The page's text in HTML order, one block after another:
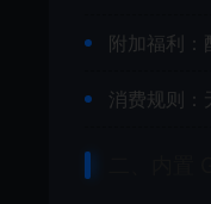
附加福利
消费规则：